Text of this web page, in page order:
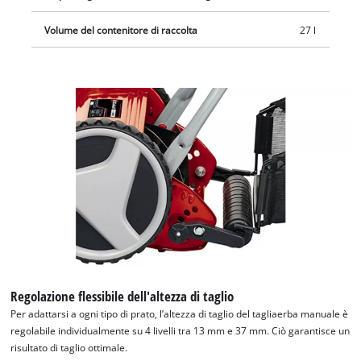
Volume del contenitore di raccolta 27 l
Regolazione flessibile dell'altezza di taglio
Per adattarsi a ogni tipo di prato, l’altezza di taglio del tagliaerba manuale è
regolabile individualmente su 4 livelli tra 13 mm e 37 mm. Ciò garantisce un
risultato di taglio ottimale.